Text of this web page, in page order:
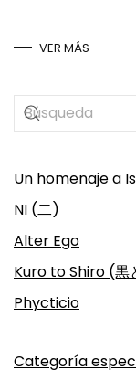
VER MÁS
Un homenaje a
NI (二)
Alter Ego
Kuro to Shiro (黒
Phycticio
Categoría